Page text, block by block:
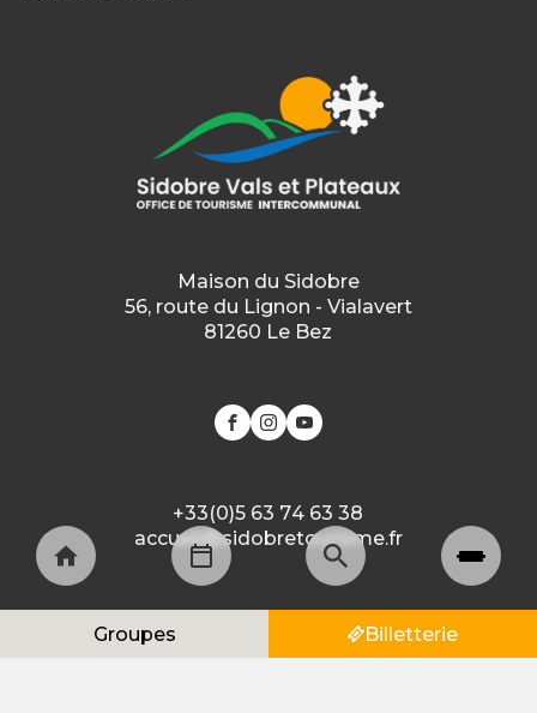
Groupes Billetterie
Vallées et plateaux
Maison du Sidobre
56, route du Lignon - Vialavert
81260 Le Bez
+33(0)5 63 74 63 38
accueil@sidobretourisme.fr
© 2026 Copyright Sidobre & vallées tourisme.
Mentions légales